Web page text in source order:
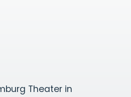
Theater in